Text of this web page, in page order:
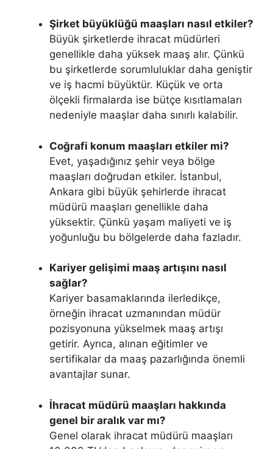
Şirket büyüklüğü maaşları nasıl etkiler?
Büyük şirketlerde ihracat müdürleri
genellikle daha yüksek maaş alır. Çünkü
bu şirketlerde sorumluluklar daha geniştir
ve iş hacmi büyüktür. Küçük ve orta
ölçekli firmalarda ise bütçe kısıtlamaları
nedeniyle maaşlar daha sınırlı kalabilir.
Coğrafi konum maaşları etkiler mi?
Evet, yaşadığınız şehir veya bölge
maaşları doğrudan etkiler. İstanbul,
Ankara gibi büyük şehirlerde ihracat
müdürü maaşları genellikle daha
yüksektir. Çünkü yaşam maliyeti ve iş
yoğunluğu bu bölgelerde daha fazladır.
Kariyer gelişimi maaş artışını nasıl
sağlar?
Kariyer basamaklarında ilerledikçe,
örneğin ihracat uzmanından müdür
pozisyonuna yükselmek maaş artışı
getirir. Ayrıca, alınan eğitimler ve
sertifikalar da maaş pazarlığında önemli
avantajlar sunar.
İhracat müdürü maaşları hakkında
genel bir aralık var mı?
Genel olarak ihracat müdürü maaşları